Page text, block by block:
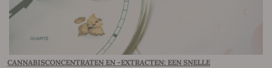
CANNABISCONCENTRATEN EN -EXTRACTEN: EEN SNELLE